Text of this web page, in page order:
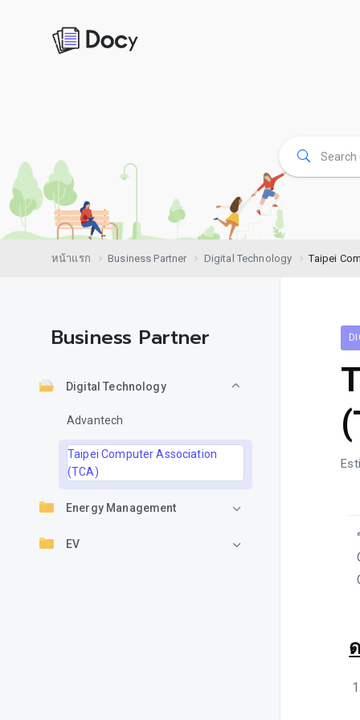
หน้าแรก Business Partner Digital Technology Taipei
Business Partner
Digital Technology
Advantech
Taipei Computer Association
(TCA)
Energy Management
EV